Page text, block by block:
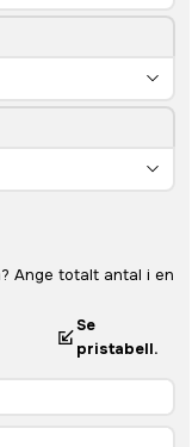
Ange totalt antal i en
Se
pristabell.